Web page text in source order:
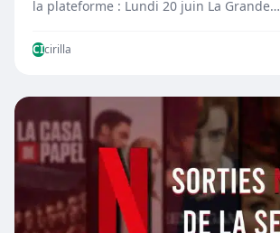
la plateforme : Lundi 20 juin La Grande…
CIcirilla